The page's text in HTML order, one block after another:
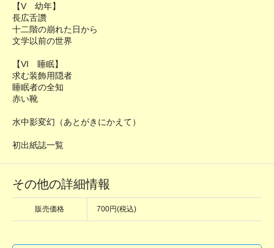
【V 幼年】
長広舌讚
十二階の崩れた日から
文学以前の世界
【VI 睡眠】
求む装飾用隠者
睡眠者の全知
赤い靴
水中影変幻（あとがきにかえて）
初出紙誌一覧
その他の詳細情報
販売価格 700円(税込)